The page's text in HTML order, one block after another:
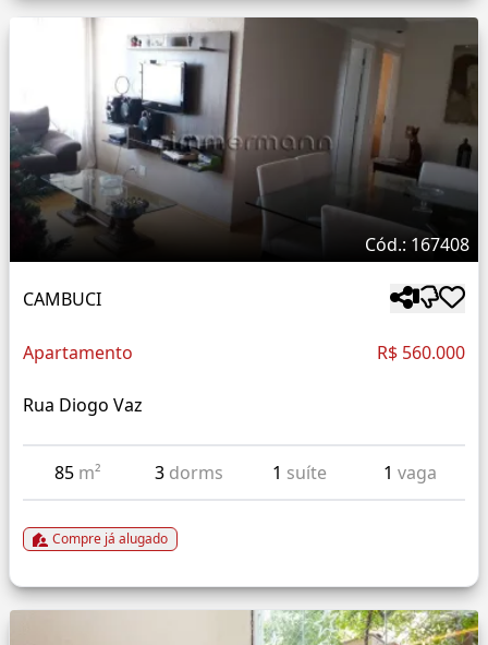
Cód.: 167408
CAMBUCI
Apartamento R$ 560.000
Rua Diogo Vaz
85 m² 3 dorms 1 suíte 1 vaga
Compre já alugado